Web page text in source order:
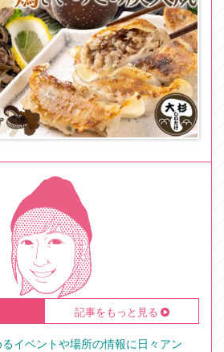
記事をもっと見る
イベントや場所の情報に日々アン